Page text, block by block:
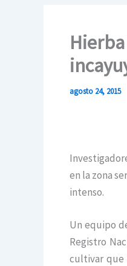
agosto 24, 2015
en la zona
intenso.
Un equipo
Registro
cultivar que